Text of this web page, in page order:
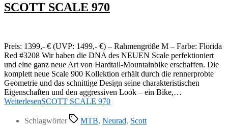
SCOTT SCALE 970
Preis: 1399,- € (UVP: 1499,- €) – Rahmengröße M – Farbe: Florida
Red #3208 Wir haben die DNA des NEUEN Scale perfektioniert
und eine ganz neue Art von Hardtail-Mountainbike erschaffen. Die
komplett neue Scale 900 Kollektion erhält durch die rennerprobte
Geometrie und das schnittige Design seine charakteristischen
Eigenschaften und den aggressiven Look – ein Bike,…
WeiterlesenSCOTT SCALE 970
Schlagwörter MTB, Neurad, Scott